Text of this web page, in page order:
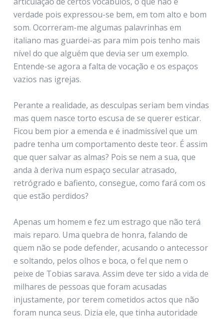
verdade pois expressou-se bem, em tom alto e bom
som. Ocorreram-me algumas palavrinhas em
italiano mas guardei-as para mim pois tenho mais
nível do que alguém que devia ser um exemplo.
Entende-se agora a falta de vocação e os espaços
vazios nas igrejas.
Perante a realidade, as desculpas seriam bem vindas
mas quem nasce torto escusa de se querer esticar.
Ficou bem pior a emenda e é inadmissível que um
padre tenha um comportamento deste teor. É assim
que quer salvar as almas? Pois se nem a sua, que
anda à deriva num espaço secular atrasado,
retrógrado e bafiento, consegue, como fará com os
que estão perdidos?
Apenas um homem e fez um estrago que não terá
mais reparo. Uma quebra de honra, falando de
quem não se pode defender, acusando o antecessor
e soltando, pelos olhos e boca, o fel que nem o
peixe de Tobias sarava. Assim deve ter sido a vida de
milhares de pessoas que foram acusadas
injustamente, por terem cometidos actos que não
foram nunca seus. Dizia ele, que tinha autoridade